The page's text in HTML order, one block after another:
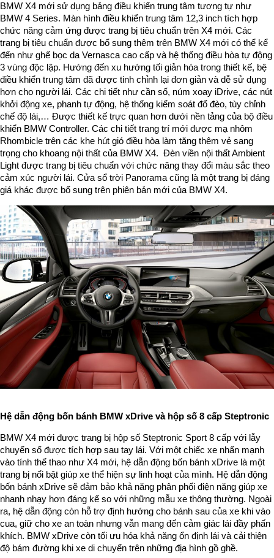
BMW X4 mới sử dụng bảng điều khiển trung tâm tương tự như
BMW 4 Series. Màn hình điều khiển trung tâm 12,3 inch tích hợp
chức năng cảm ứng được trang bị tiêu chuẩn trên X4 mới. Các
trang bị tiêu chuẩn được bổ sung thêm trên BMW X4 mới có thể kể
đến như ghế bọc da Vernasca cao cấp và hệ thống điều hòa tự động
3 vùng độc lập. Hướng đến xu hướng tối giản hóa trong thiết kế, bệ
điều khiển trung tâm đã được tinh chỉnh lại đơn giản và dễ sử dụng
hơn cho người lái. Các chi tiết như cần số, núm xoay iDrive, các nút
khởi động xe, phanh tự động, hệ thống kiểm soát đổ đèo, tùy chỉnh
chế độ lái,… Được thiết kế trực quan hơn dưới nền tảng của bộ điều
khiển BMW Controller. Các chi tiết trang trí mới được mạ nhôm
Rhombicle trên các khe hút gió điều hòa làm tăng thêm vẻ sang
trọng cho khoang nội thất của BMW X4. Đèn viền nội thất Ambient
Light được trang bị tiêu chuẩn với chức năng thay đổi màu sắc theo
cảm xúc người lái. Cửa sổ trời Panorama cũng là một trang bị đáng
giá khác được bổ sung trên phiên bản mới của BMW X4.
Hệ dẫn động bốn bánh BMW xDrive và hộp số 8 cấp Steptronic
BMW X4 mới được trang bị hộp số Steptronic Sport 8 cấp với lẫy
chuyển số được tích hợp sau tay lái. Với một chiếc xe nhấn mạnh
vào tính thể thao như X4 mới, hệ dẫn động bốn bánh xDrive là một
trang bị nổi bật giúp xe thể hiện sự linh hoạt của mình. Hệ dẫn động
bốn bánh xDrive sẽ đảm bảo khả năng phân phối điện năng giúp xe
nhanh nhạy hơn đáng kể so với những mẫu xe thông thường. Ngoài
ra, hệ dẫn động còn hỗ trợ định hướng cho bánh sau của xe khi vào
cua, giữ cho xe an toàn nhưng vẫn mang đến cảm giác lái đầy phấn
khích. BMW xDrive còn tối ưu hóa khả năng ổn định lái và cải thiện
độ bám đường khi xe di chuyển trên những địa hình gồ ghề.